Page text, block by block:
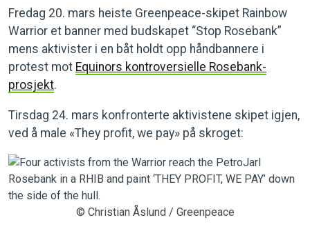
Fredag 20. mars heiste Greenpeace-skipet Rainbow
Warrior et banner med budskapet “Stop Rosebank”
mens aktivister i en båt holdt opp håndbannere i
protest mot Equinors kontroversielle Rosebank-
prosjekt.
Tirsdag 24. mars konfronterte aktivistene skipet igjen,
ved å male «They profit, we pay» på skroget:
© Christian Åslund / Greenpeace